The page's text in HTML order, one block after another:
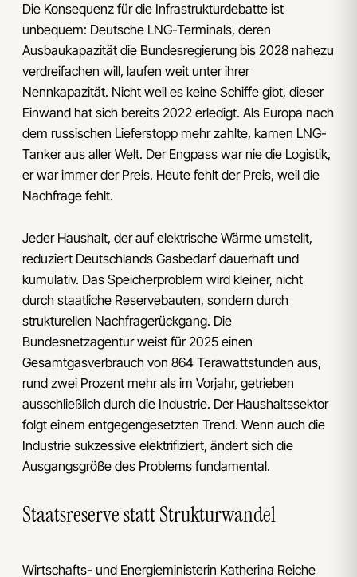
Die Konsequenz für die Infrastrukturdebatte ist
unbequem: Deutsche LNG-Terminals, deren
Ausbaukapazität die Bundesregierung bis 2028 nahezu
verdreifachen will, laufen weit unter ihrer
Nennkapazität. Nicht weil es keine Schiffe gibt, dieser
Einwand hat sich bereits 2022 erledigt. Als Europa nach
dem russischen Lieferstopp mehr zahlte, kamen LNG-
Tanker aus aller Welt. Der Engpass war nie die Logistik,
er war immer der Preis. Heute fehlt der Preis, weil die
Nachfrage fehlt.
Jeder Haushalt, der auf elektrische Wärme umstellt,
reduziert Deutschlands Gasbedarf dauerhaft und
kumulativ. Das Speicherproblem wird kleiner, nicht
durch staatliche Reservebauten, sondern durch
strukturellen Nachfragerückgang. Die
Bundesnetzagentur weist für 2025 einen
Gesamtgasverbrauch von 864 Terawattstunden aus,
rund zwei Prozent mehr als im Vorjahr, getrieben
ausschließlich durch die Industrie. Der Haushaltssektor
folgt einem entgegengesetzten Trend. Wenn auch die
Industrie sukzessive elektrifiziert, ändert sich die
Ausgangsgröße des Problems fundamental.
Staatsreserve statt Strukturwandel
Wirtschafts- und Energieministerin Katherina Reiche